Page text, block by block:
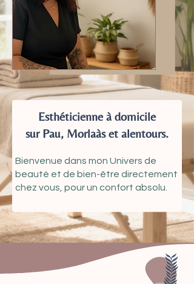
Esthéticienne à domicile
sur Pau, Morlaàs et alentours.
Bienvenue dans mon Univers de
beauté et de bien-être directement
chez vous, pour un confort absolu.